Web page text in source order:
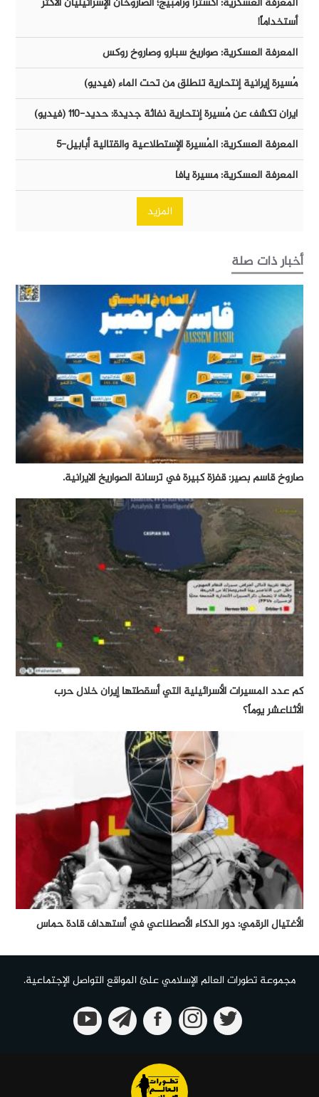
أستخداماً!
المعرفة العسكرية: صواريخ سبارو وصاروخ روكس
مُسيرة إيرانية إنتحارية تنطلق من تحت الماء (فيديو)
ايران تكشف عن مُسيرة إنتحارية نفاثة جديدة: حديد-١١٠ (فيديو)
المعرفة العسكرية: المُسيرة الإستطلاعية والقتالية أبابيل-٥
المعرفة العسكرية: مسيرة يافا
المزيد
أخبار ذات صلة
صاروخ قاسم بصير: قفزة كبيرة في ترسانة الصواريخ الايرانية.
كم عدد المسيرات الأسرائيلية التي أسقطتها إيران خلال حرب
الأثناعشر يوماً؟
الأغتيال الرقمي: دور الذكاء الأصطناعي في أستهداف قادة حماس
مجموعة تطورات العالم الإسلامي علئ المواقع التواصل الإجتماعية.